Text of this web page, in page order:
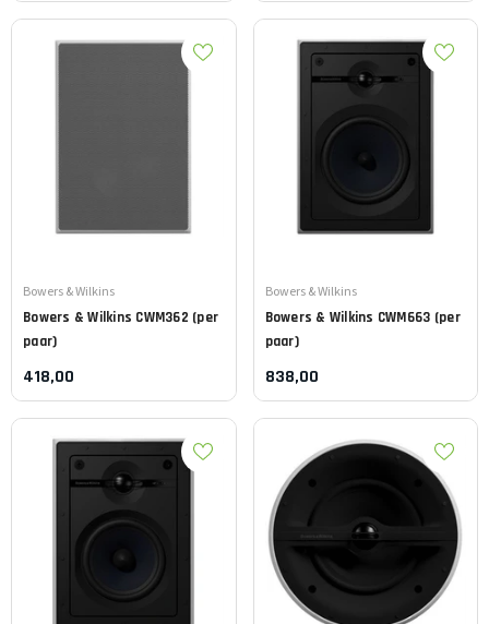
Leverancier:
Bowers & Wilkins
Bowers & Wilkins CWM362 (per
paar)
418,00
Leverancier:
Bowers & Wilkins
Bowers & Wilkins CWM663 (per
paar)
838,00